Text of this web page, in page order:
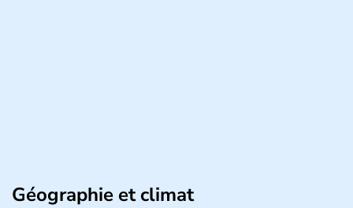
Géographie et climat